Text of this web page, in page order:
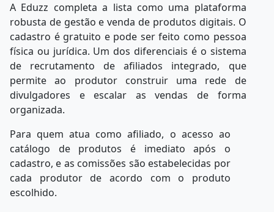
A Eduzz completa a lista como uma plataforma
robusta de gestão e venda de produtos digitais. O
cadastro é gratuito e pode ser feito como pessoa
física ou jurídica. Um dos diferenciais é o sistema
de recrutamento de afiliados integrado, que
permite ao produtor
construir uma rede
de
divulgadores
e escalar as vendas de
forma
organizada.
Para quem atua como afiliado, o acesso ao
catálogo
de produtos é imediato após
o
cadastro, e as comissões são estabelecidas por
cada produtor de acordo com o produto
escolhido.